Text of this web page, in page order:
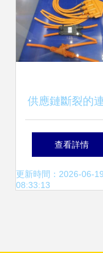
穩定運行
供應鏈斷裂的
反應 烏克蘭線
廠斷供導致德國
查看詳情
更新時間：2026-06-19
08:33:13